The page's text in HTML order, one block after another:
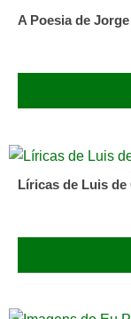
A Poesia de
Líricas de Luis de